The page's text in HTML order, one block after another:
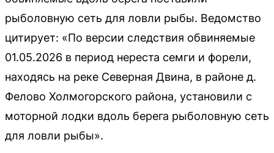
рыболовную сеть для ловли рыбы. Ведомство
цитирует: «По версии следствия обвиняемые
01.05.2026 в период нереста семги и форели,
находясь на реке Северная Двина, в районе д.
Фелово Холмогорского района, установили с
моторной лодки вдоль берега рыболовную сеть
для ловли рыбы».